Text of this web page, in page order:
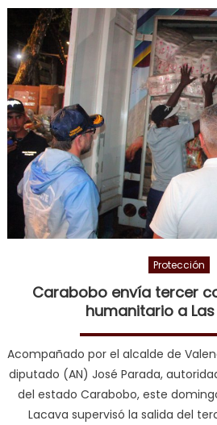
Protección
Carabobo envía tercer
humanitario a
Acompañado por el alcalde de
diputado (AN) José Parada,
del estado Carabobo, este
Lacava supervisó la salida del